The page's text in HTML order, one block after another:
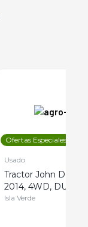
Ofertas Especiales
Usado
Tractor John Deere
2014, 4WD, DUAL
Isla Verde